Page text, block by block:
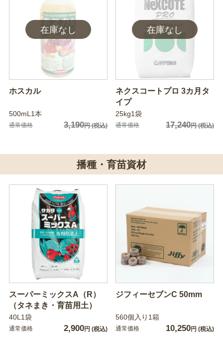
ホスカル
500mL1本
通常価格 3,190円(税込)
ネクスコートプロ 3カ月タ
イプ
25kg1袋
通常価格 17,240円(税込)
播種・育苗資材
スーパーミックスA（R）
（タネまき・育苗用土）
40L1袋
通常価格 2,900円 (税込)
ジフィーセブンC 50mm
560個入り1箱
通常価格 10,250円 (税込)